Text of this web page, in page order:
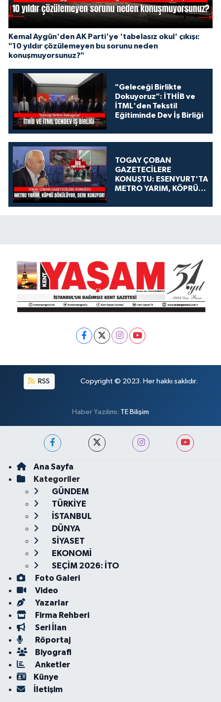
Kemal Aygün'den AK Parti'ye 'tabelasız okul' çıkışı:
"10 yıldır çözülemeyen bu sorunu neden
konuşmuyorsunuz?"
"Geleceği Birlikte
Dokuyoruz": İTHİB ve
İTML'den Tekstil
Eğitiminde Dev İş Birliği
TOGAY ÇOBAN
GAZETECİLERE
KONUŞTU: ESENYURT'TA
METRO YARIM, KÖPRÜ
KOKUYOR!
RSS Copyright © 2023. Her hakkı saklıdır.
Haber Yazılımı: TE Bilişim
Ana Sayfa
Kategoriler
GÜNDEM
TÜRKİYE
İSTANBUL
DÜNYA
SİYASET
EKONOMİ
SEÇİM 2026: İTO
Foto Galeri
Video
Yazarlar
Firma Rehberi
Seri İlan
Röportaj
Biyografi
Anketler
Künye
İletişim